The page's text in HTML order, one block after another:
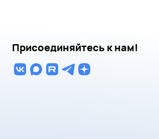
Присоединяйтесь к нам!